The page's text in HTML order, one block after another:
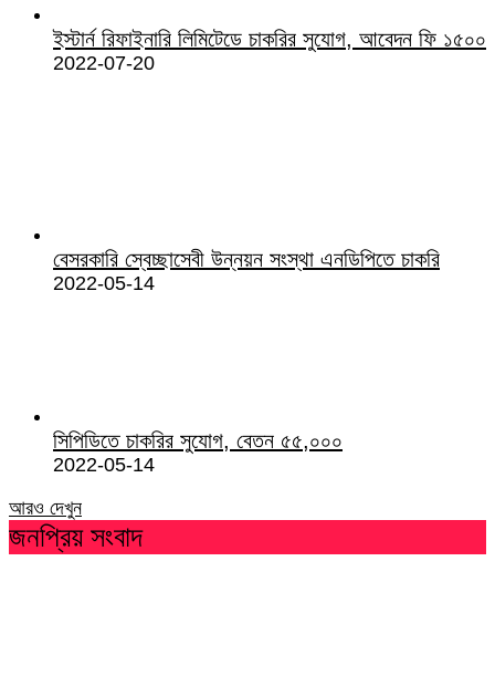
ইস্টার্ন রিফাইনারি লিমিটেডে চাকরির সুযোগ, আবেদন ফি ১৫০০
2022-07-20
বেসরকারি স্বেচ্ছাসেবী উন্নয়ন সংস্থা এনডিপিতে চাকরি
2022-05-14
সিপিডিতে চাকরির সুযোগ, বেতন ৫৫,০০০
2022-05-14
আরও দেখুন
জনপ্রিয় সংবাদ